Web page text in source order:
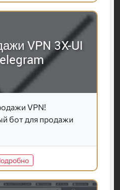
VPN 3X-UI
VPN!
бот для продажи